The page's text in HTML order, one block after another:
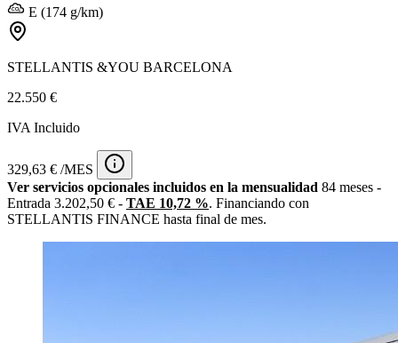
E (174 g/km)
STELLANTIS &YOU BARCELONA
22.550 €
IVA Incluido
329,63 € /MES
Ver servicios opcionales incluidos en la mensualidad 84 meses -
Entrada 3.202,50 € - TAE 10,72 %. Financiando con
STELLANTIS FINANCE hasta final de mes.